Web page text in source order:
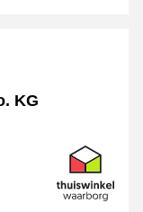
KG
Certifikat
Thuiswinkel